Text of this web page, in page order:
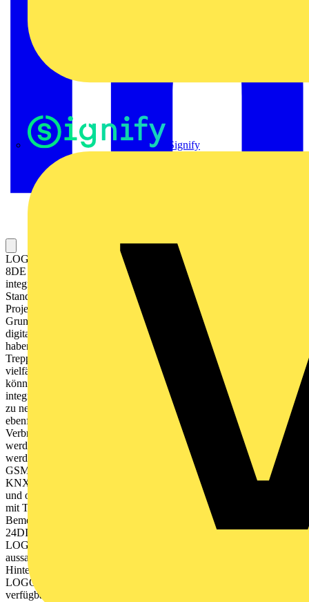
Signify
LOGO! 24CE, Logikmodul, Display SV/E/A: 24V/24V/24V trans.,
8DE (4AE)/4DA, SP. 400 Blöcke, modular erweiterbar, Ethernet
integr. Web-Server, Datalog, benutzerdefinierte Web-Seiten,
Standard microSD-Karte für LOGO! Soft Comfort ab V8.4, ältere
Projekte ablauffähig Cloud Anbindung, MQTT in allen LOGO! 8.4
Grundgeräten Die LOGO! 8 Grundgeräte mit 8 digitalen Ein- und 4
digitalen Ausgängen und ihrer geringen Einbaubreite von 72 mm
haben viele bekannte Funktionen (Stromstoßrelais,
Treppenhausautomat, Hilfsschütz, Zeitrelais etc.) integriert, die
vielfältig miteinander kombiniert werden können. Schaltprogramme
können einfach am PC erstellt und simuliert werden. Die jeweils
integrierte Ethernet-Schnittstelle erlaubt die Kommunikation von bis
zu neun LOGO! 8 Modulen bzw. SIMATIC S7 Systemen. Mit dem
ebenfalls integrierten Webserver können angeschlossene
Verbraucher über WLAN bzw. Internet überwacht und gesteuert
werden. Dabei können die Webseiten vom Anwender selbst gestaltet
werden, auch ohne HTML-Kenntnisse. Über Zusatzmodule ist
GSM- bzw. GPS-Kommunikation sowie die Einbindung in ein
KNX-Gebäudeleitsystem möglich. LOGO! 8 Grundgeräte sind mit
und ohne Anzeigen für verschiedene Eingangsspannungen sowie
mit Transistor- oder Relaisausgängen verfügbar (bis 10 A
Bemessungsstrom). Erweiterbar mit zusätzlichen Modulen auf bis zu
24DI / 20 DQ (8 AI / 8 AQ). Cloud-Kommunikation integriert.
LOGO! 8 lässt sich auch um ein externes Textdisplay für
aussagekräftige Meldungen im Klartext erweitern. Die
Hintergrundfarbe ist für optische Hervorhebungen wählbar. Diverse
LOGO! Powermodule zur Stromversorgung sind ebenfalls
verfügbar.